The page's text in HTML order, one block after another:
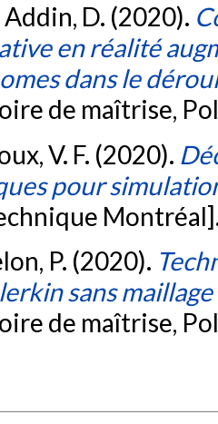
D. (2020).
en réalité
dans le
de maîtrise,
V. F. (2020).
pour
P. (2020).
sans
de maîtrise,